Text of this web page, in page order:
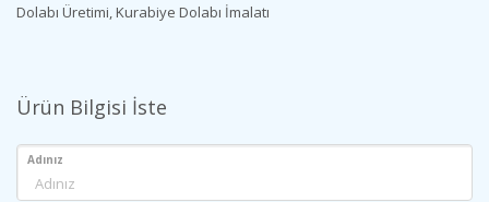
Dolabı Üretimi, Kurabiye Dolabı İmalatı
Ürün Bilgisi İste
Adınız